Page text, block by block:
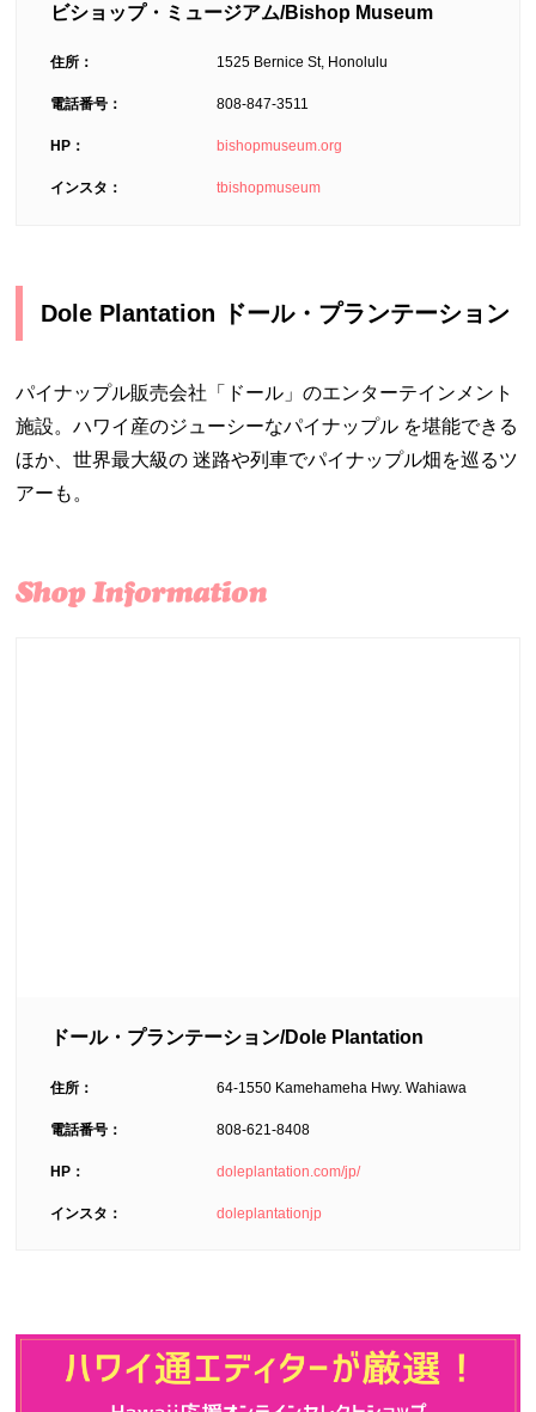
ビショップ・ミュージアム/Bishop Museum
住所： 1525 Bernice St, Honolulu
電話番号： 808-847-3511
HP： bishopmuseum.org
インスタ： tbishopmuseum
Dole Plantation ドール・プランテーション
パイナップル販売会社「ドール」のエンターテインメント
施設。ハワイ産のジューシーなパイナップル を堪能できる
ほか、世界最大級の 迷路や列車でパイナップル畑を巡るツ
アーも。
ドール・プランテーション/Dole Plantation
住所： 64-1550 Kamehameha Hwy. Wahiawa
電話番号： 808-621-8408
HP： doleplantation.com/jp/
インスタ： doleplantationjp